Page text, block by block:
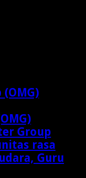
Group
rasa
Guru